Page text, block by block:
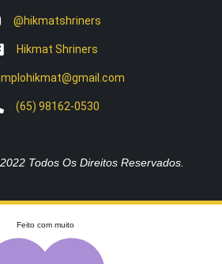
@hikmatshriners
Hikmat Shriners
(65) 98162-0530
Todos Os Direitos Reservados.
Feito com muito